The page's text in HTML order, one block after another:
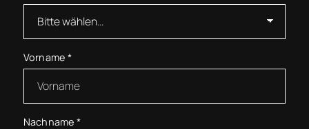
Vorname *
Nachname *